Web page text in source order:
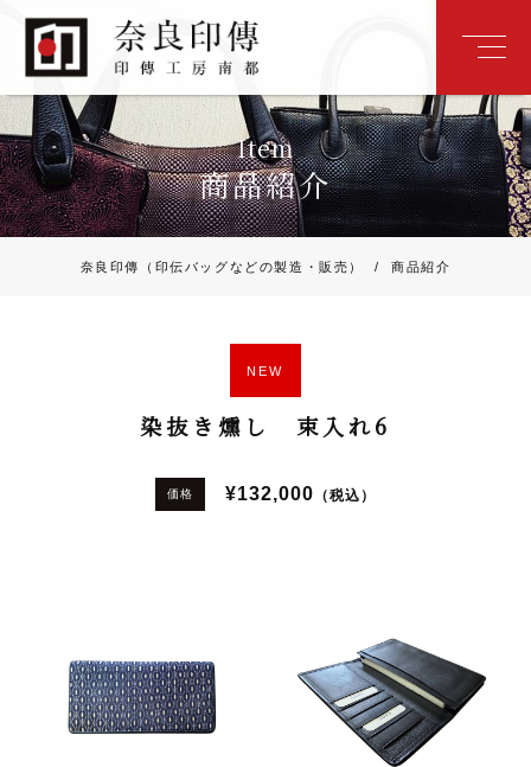
Item
商品紹介
奈良印傳（印伝バッグなどの製造・販売） / 商品紹介
NEW
染抜き燻し 束入れ6
価格 ¥132,000 （税込）